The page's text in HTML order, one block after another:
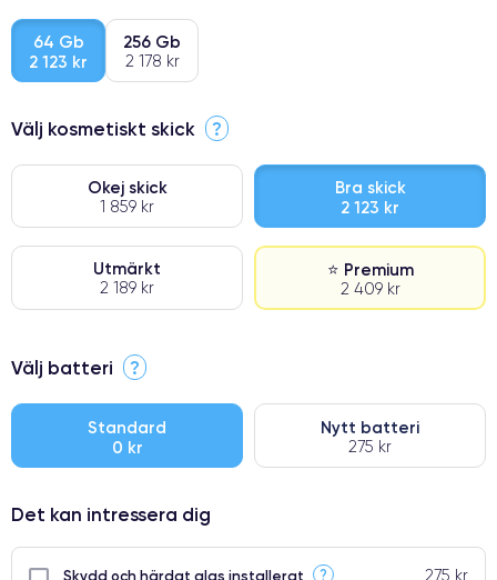
64 Gb
2 123 kr
256 Gb
2 178 kr
Välj kosmetiskt skick ?
Okej skick
1 859 kr
Bra skick
2 123 kr
Utmärkt
2 189 kr
⭐ Premium
2 409 kr
⭐ Premium
● Oklanderlig kvalitetsskärm
● Endast 5% av våra telefoner har premiumklassning
Välj batteri ?
Standard
0 kr
Nytt batteri
275 kr
Det kan intressera dig
Skydd och härdat glas installerat ? 275 kr